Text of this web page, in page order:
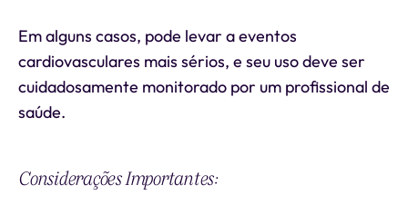
Em alguns casos, pode levar a eventos
cardiovasculares mais sérios, e seu uso deve ser
cuidadosamente monitorado por um profissional de
saúde.
Considerações Importantes: